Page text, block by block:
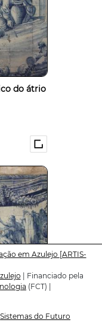
do átrio
do átrio
em Azulejo [ARTIS-
| Financiado pela
(FCT) |
Sistemas do Futuro